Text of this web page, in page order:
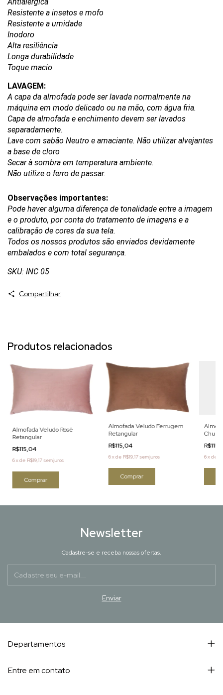
Antialérgica
Resistente a insetos e mofo
Resistente a umidade
Inodoro
Alta resiliência
Longa durabilidade
Toque macio
LAVAGEM:
A capa da almofada pode ser lavada normalmente na
máquina em modo delicado ou na mão, com água fria.
Capa de almofada e enchimento devem ser lavados
separadamente.
Lave com sabão Neutro e amaciante. Não utilizar alvejantes
a base de cloro
Secar à sombra em temperatura ambiente.
Não utilize o ferro de passar.
Observações importantes:
Pode haver alguma diferença de tonalidade entre a imagem
e o produto, por conta do tratamento de imagens e a
calibração de cores da sua tela.
Todos os nossos produtos são enviados devidamente
embalados e com total segurança.
SKU: INC 05
Compartilhar
Produtos relacionados
Almofada Veludo Rosê
Retangular
R$115,04
6xde R$19,17 sem juros
Almofada Veludo Ferrugem
Retangular
R$115,04
6xde R$19,17sem juros 6xde
Newsletter
Cadastre-se e receba nossas ofertas.
Departamentos
Entre em contato